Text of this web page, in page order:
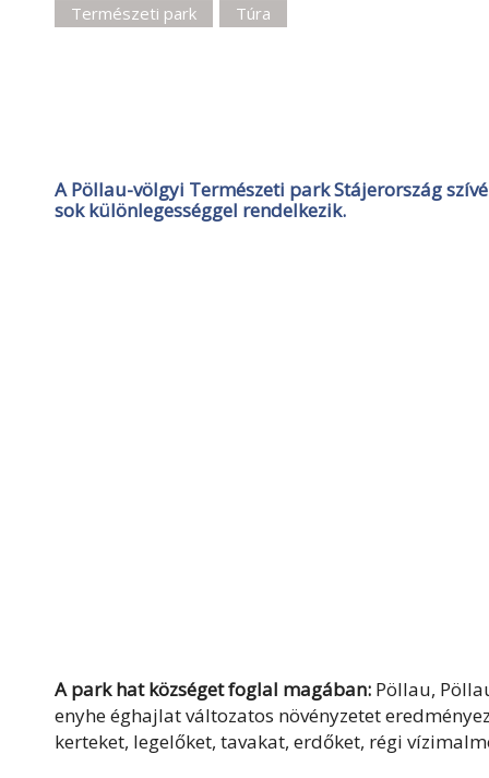
Természeti park Túra
A Pöllau-völgyi Természeti park Stájerország
sok különlegességgel rendelkezik.
A park hat községet foglal magában: Pöllau,
enyhe éghajlat változatos növényzetet
kerteket, legelőket, tavakat, erdőket, régi